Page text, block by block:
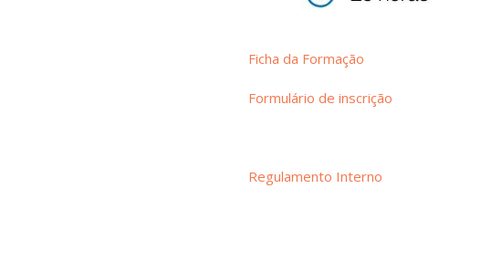
Ficha da Formação
Formulário de inscrição
Regulamento Interno